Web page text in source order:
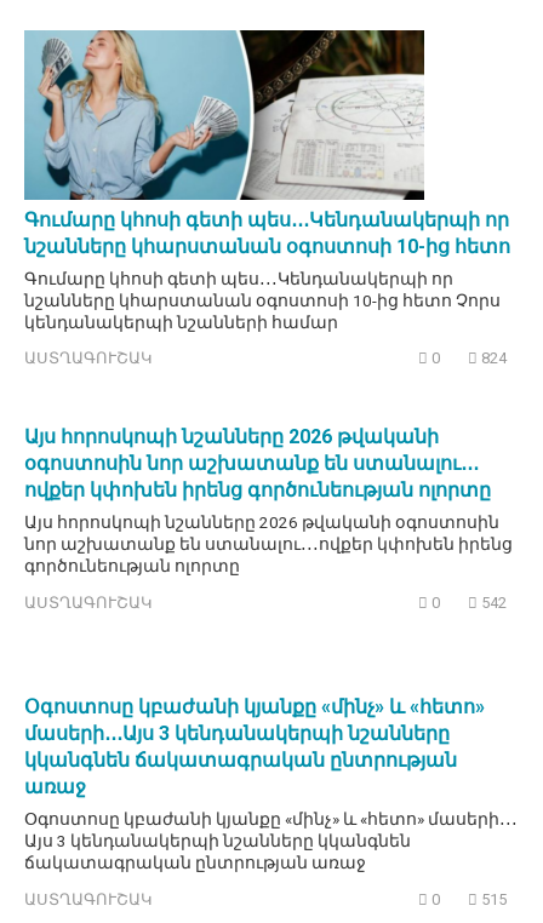
Գումարը կհոսի գետի պես․․․Կենդանակերպի որ
նշանները կհարստանան օգոստոսի 10-ից հետո
Գումարը կհոսի գետի պես․․․Կենդանակերպի որ
նշանները կհարստանան օգոստոսի 10-ից հետո Չորս
կենդանակերպի նշանների համար
ԱՍՏՂԱԳՈՒՇԱԿ 0 824
Այս հորոսկոպի նշանները 2026 թվականի
օգոստոսին նոր աշխատանք են ստանալու․․․
ովքեր կփոխեն իրենց գործունեության ոլորտը
Այս հորոսկոպի նշանները 2026 թվականի օգոստոսին
նոր աշխատանք են ստանալու․․․ովքեր կփոխեն իրենց
գործունեության ոլորտը
ԱՍՏՂԱԳՈՒՇԱԿ 0 542
Օգոստոսը կբաժանի կյանքը «մինչ» և «հետո»
մասերի․․․Այս 3 կենդանակերպի նշանները
կկանգնեն ճակատագրական ընտրության
առաջ
Օգոստոսը կբաժանի կյանքը «մինչ» և «հետո» մասերի․․․
Այս 3 կենդանակերպի նշանները կկանգնեն
ճակատագրական ընտրության առաջ
ԱՍՏՂԱԳՈՒՇԱԿ 0 515